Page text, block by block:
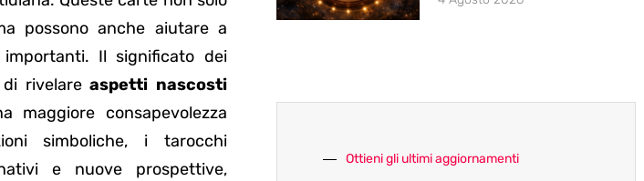
possono anche aiutare a
Il significato dei
di rivelareaspetti nascosti
maggiore consapevolezza
simboliche, i tarocchi
e nuove prospettive,
Ottieni gli ultimi aggiornamenti